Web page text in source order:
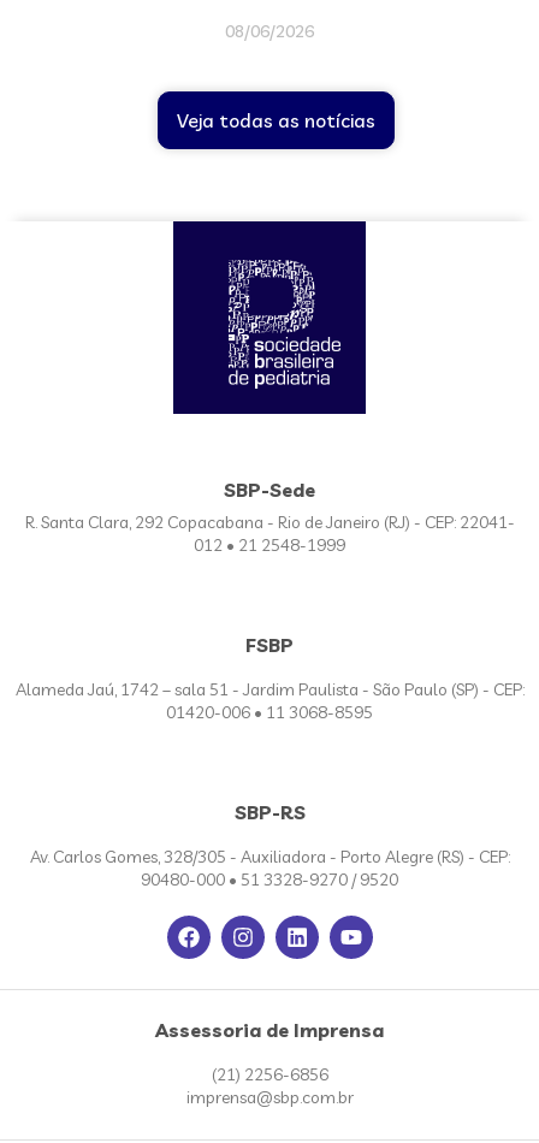
08/06/2026
Veja todas as notícias
SBP-Sede
R. Santa Clara, 292 Copacabana - Rio de Janeiro (RJ) - CEP: 22041-
012 • 21 2548-1999
FSBP
Alameda Jaú, 1742 – sala 51 - Jardim Paulista - São Paulo (SP) - CEP:
01420-006 • 11 3068-8595
SBP-RS
Av. Carlos Gomes, 328/305 - Auxiliadora - Porto Alegre (RS) - CEP:
90480-000 • 51 3328-9270 / 9520
Assessoria de Imprensa
(21) 2256-6856
imprensa@sbp.com.br